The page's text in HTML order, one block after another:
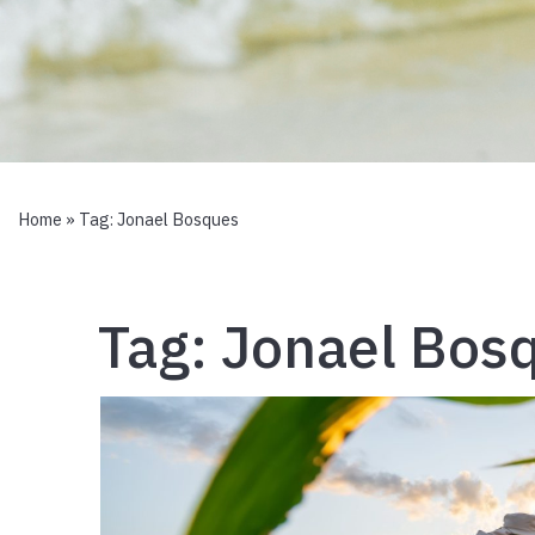
Home » Tag: Jonael Bosques
Tag: Jonael